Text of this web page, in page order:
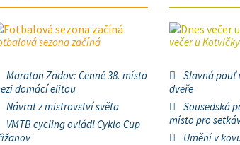
sezona začíná
Maraton Zadov: Cenné 38. místo
domácí elitou
Návrat z mistrovství světa
VMTB cycling ovládl Cyklo Cup
večer u Kotvičky
Slavná pouť
dveře
Sousedská
místo pro
Umění v